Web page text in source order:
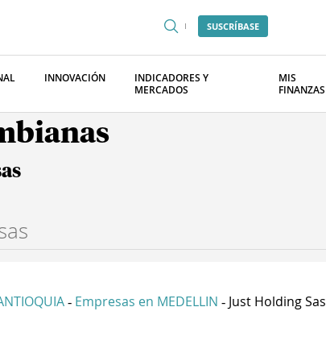
SUSCRÍBASE
INNOVACIÓN
INDICADORES Y
MERCADOS
MIS
FINANZAS
- Empresas en MEDELLIN - Just Holding Sas